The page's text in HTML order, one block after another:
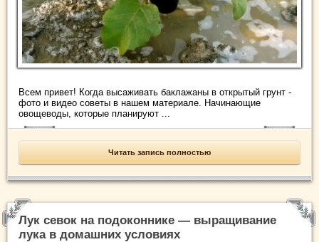
Всем привет! Когда высаживать баклажаны в открытый грунт -
фото и видео советы в нашем материале. Начинающие
овощеводы, которые планируют ...
Читать запись полностью
Лук севок на подоконнике — выращивание
лука в домашних условиях